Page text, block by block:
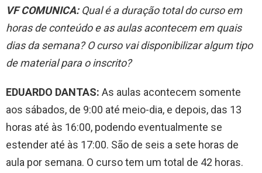
VF COMUNICA:Qual é a duração total do curso em
horas de conteúdo e as aulas acontecem em quais
dias da semana? O curso vai disponibilizar algum tipo
de material para o inscrito?
EDUARDO DANTAS: As aulas acontecem somente
aos sábados, de 9:00 até meio-dia, e depois, das 13
horas até às 16:00, podendo eventualmente se
estender até às 17:00. São de seis a sete horas de
aula por semana. O curso tem um total de 42 horas.